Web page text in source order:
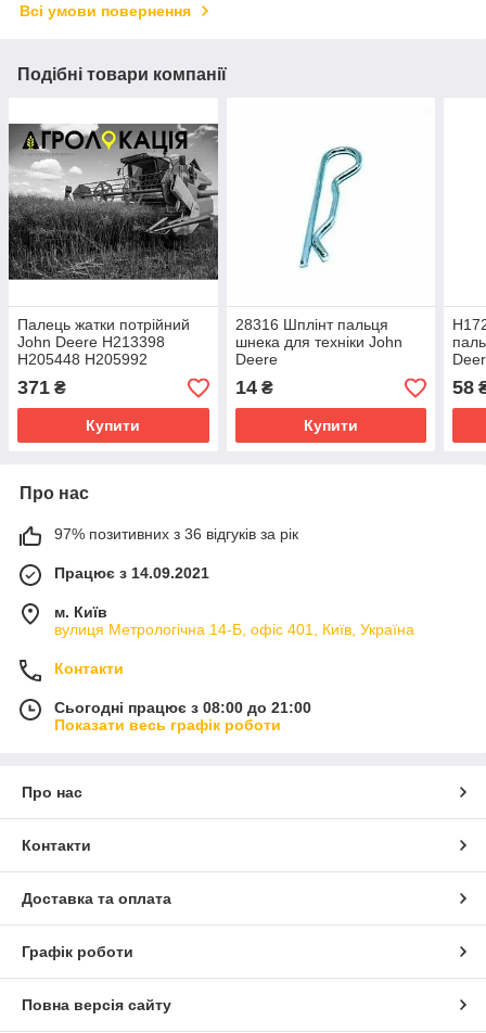
Всі умови повернення
Подібні товари компанії
Палець жатки потрійний
John Deere H213398
H205448 H205992
H229537
371 ₴
Купити
28316 Шплінт пальця
шнека для техніки John
Deere
14₴
Купити
58
Про нас
97% позитивних з 36 відгуків за рік
Працює з 14.09.2021
м. Київ
вулиця Метрологічна 14-Б, офіс 401, Київ, Україна
Контакти
Сьогодні працює з 08:00 до 21:00
Показати весь графік роботи
Про нас
Контакти
Доставка та оплата
Графік роботи
Повна версія сайту